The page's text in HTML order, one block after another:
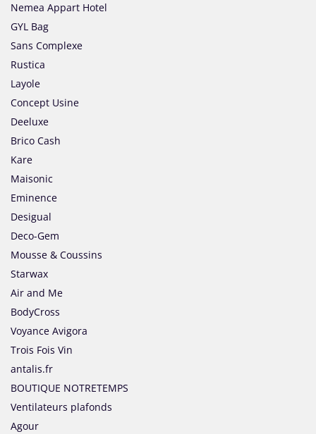
Nemea Appart Hotel
GYL Bag
Sans Complexe
Rustica
Layole
Concept Usine
Deeluxe
Brico Cash
Kare
Maisonic
Eminence
Desigual
Deco-Gem
Mousse & Coussins
Starwax
Air and Me
BodyCross
Voyance Avigora
Trois Fois Vin
antalis.fr
BOUTIQUE NOTRETEMPS
Ventilateurs plafonds
Agour